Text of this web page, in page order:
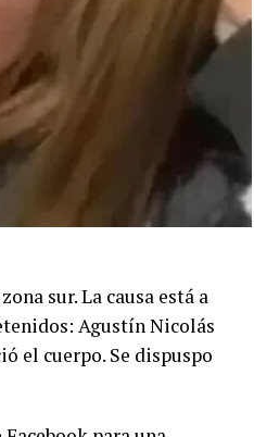
sur. La causa está a
Agustín Nicolás
el cuerpo. Se dispuspo